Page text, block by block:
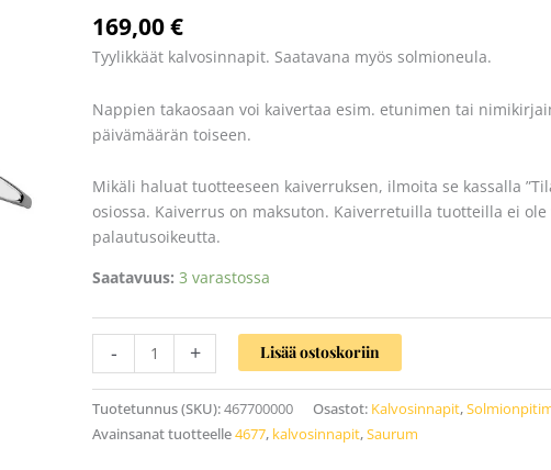
169,00€
Tyylikkäät kalvosinnapit. Saatavana myös solmioneula.
Nappien takaosaan voi kaivertaa esim. etunimen tai
päivämäärän toiseen.
Mikäli haluat tuotteeseen kaiverruksen, ilmoita se kassalla
osiossa. Kaiverrus on maksuton. Kaiverretuilla tuotteilla ei ole
palautusoikeutta.
Saatavuus: 3 varastossa
-
määrä
+ Lisää ostoskoriin
Tuotetunnus (SKU):467700000 Osastot: Kalvosinnapit,
Avainsanat tuotteelle4677, kalvosinnapit,Saurum